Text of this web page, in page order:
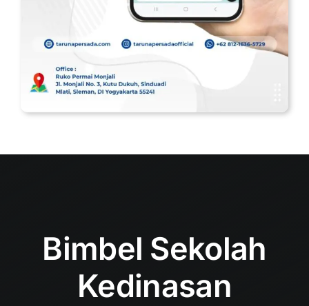
Bimbel Sekolah
Kedinasan